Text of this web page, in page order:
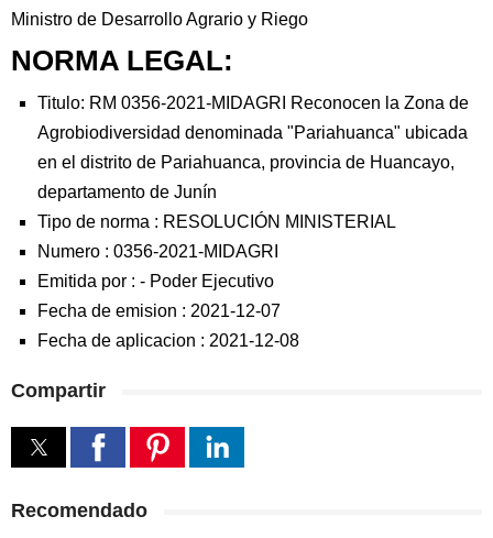
Ministro de Desarrollo Agrario y Riego
NORMA LEGAL:
Titulo: RM 0356-2021-MIDAGRI Reconocen la Zona de
Agrobiodiversidad denominada "Pariahuanca" ubicada
en el distrito de Pariahuanca, provincia de Huancayo,
departamento de Junín
Tipo de norma : RESOLUCIÓN MINISTERIAL
Numero : 0356-2021-MIDAGRI
Emitida por : - Poder Ejecutivo
Fecha de emision : 2021-12-07
Fecha de aplicacion : 2021-12-08
Compartir
Recomendado